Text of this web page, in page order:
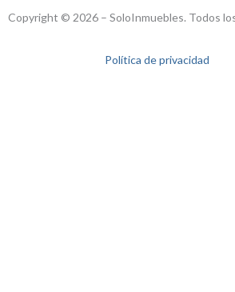
t
Copyright © 2026 – SoloInmuebles. Todos
Política de privacidad